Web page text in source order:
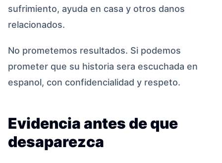
sufrimiento, ayuda en casa y otros danos
relacionados.
No prometemos resultados. Si podemos
prometer que su historia sera escuchada en
espanol, con confidencialidad y respeto.
Evidencia antes de que
desaparezca